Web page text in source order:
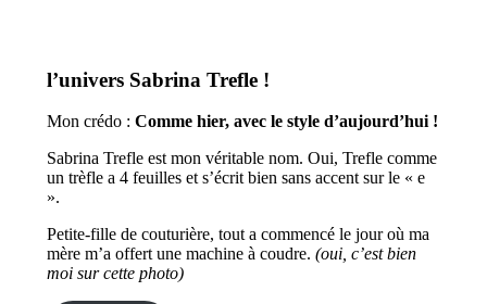
l’univers Sabrina Trefle !
Mon crédo : Comme hier, avec le style d’aujourd’hui !
Sabrina Trefle est mon véritable nom. Oui, Trefle comme
un trèfle a 4 feuilles et s’écrit bien sans accent sur le « e
».
Petite-fille de couturière, tout a commencé le jour où ma
mère m’a offert une machine à coudre. (oui, c’est bien
moi sur cette photo)